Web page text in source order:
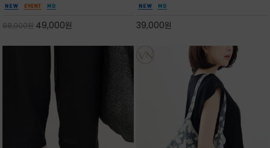
클래식한 네이비·아이보리 스트라이프와 산뜻한
88,000원 49,000원
설계로 어깨의 피로도를 낮춰 편안한 착용/가볍
리 숄더백
39,000원